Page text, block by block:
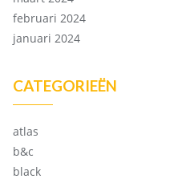
februari 2024
januari 2024
CATEGORIEËN
atlas
b&c
black